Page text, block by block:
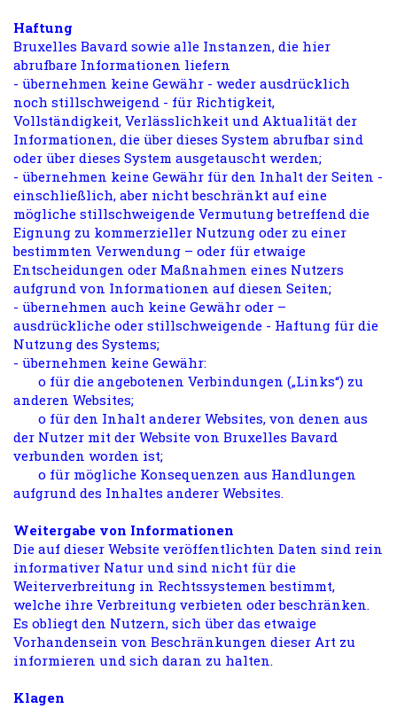
Haftung
Bruxelles Bavard sowie alle Instanzen, die hier
abrufbare Informationen liefern
- übernehmen keine Gewähr - weder ausdrücklich
noch stillschweigend - für Richtigkeit,
Vollständigkeit, Verlässlichkeit und Aktualität der
Informationen, die über dieses System abrufbar sind
oder über dieses System ausgetauscht werden;
- übernehmen keine Gewähr für den Inhalt der Seiten -
einschließlich, aber nicht beschränkt auf eine
mögliche stillschweigende Vermutung betreffend die
Eignung zu kommerzieller Nutzung oder zu einer
bestimmten Verwendung – oder für etwaige
Entscheidungen oder Maßnahmen eines Nutzers
aufgrund von Informationen auf diesen Seiten;
- übernehmen auch keine Gewähr oder –
ausdrückliche oder stillschweigende - Haftung für die
Nutzung des Systems;
- übernehmen keine Gewähr:
o für die angebotenen Verbindungen („Links“) zu
anderen Websites;
o für den Inhalt anderer Websites, von denen aus
der Nutzer mit der Website von Bruxelles Bavard
verbunden worden ist;
o für mögliche Konsequenzen aus Handlungen
aufgrund des Inhaltes anderer Websites.
Weitergabe von Informationen
Die auf dieser Website veröffentlichten Daten sind rein
informativer Natur und sind nicht für die
Weiterverbreitung in Rechtssystemen bestimmt,
welche ihre Verbreitung verbieten oder beschränken.
Es obliegt den Nutzern, sich über das etwaige
Vorhandensein von Beschränkungen dieser Art zu
informieren und sich daran zu halten.
Klagen